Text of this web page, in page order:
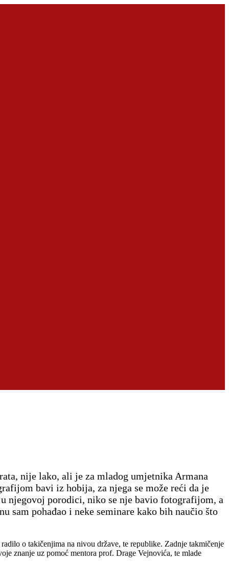
nije lako, ali je za mladog umjetnika Armana
bavi iz hobija, za njega se može reći da je
njegovoj porodici, niko se nje bavio fotografijom, a
sam pohađao i neke seminare kako bih naučio što
o takičenjima na nivou države, te republike. Zadnje takmičenje
znanje uz pomoć mentora prof. Drage Vejnovića, te mlade